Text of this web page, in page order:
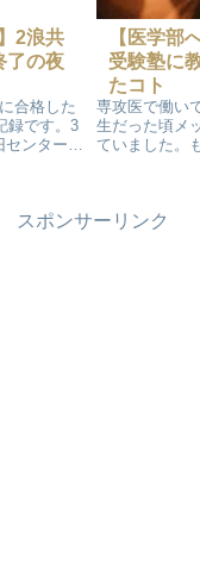
2浪共
了の夜
合格した
録です。3
センター試
【医学部
受験塾に
たコト
専攻医で働い
生だった頃メ
ていました。
しないように
スポンサーリンク